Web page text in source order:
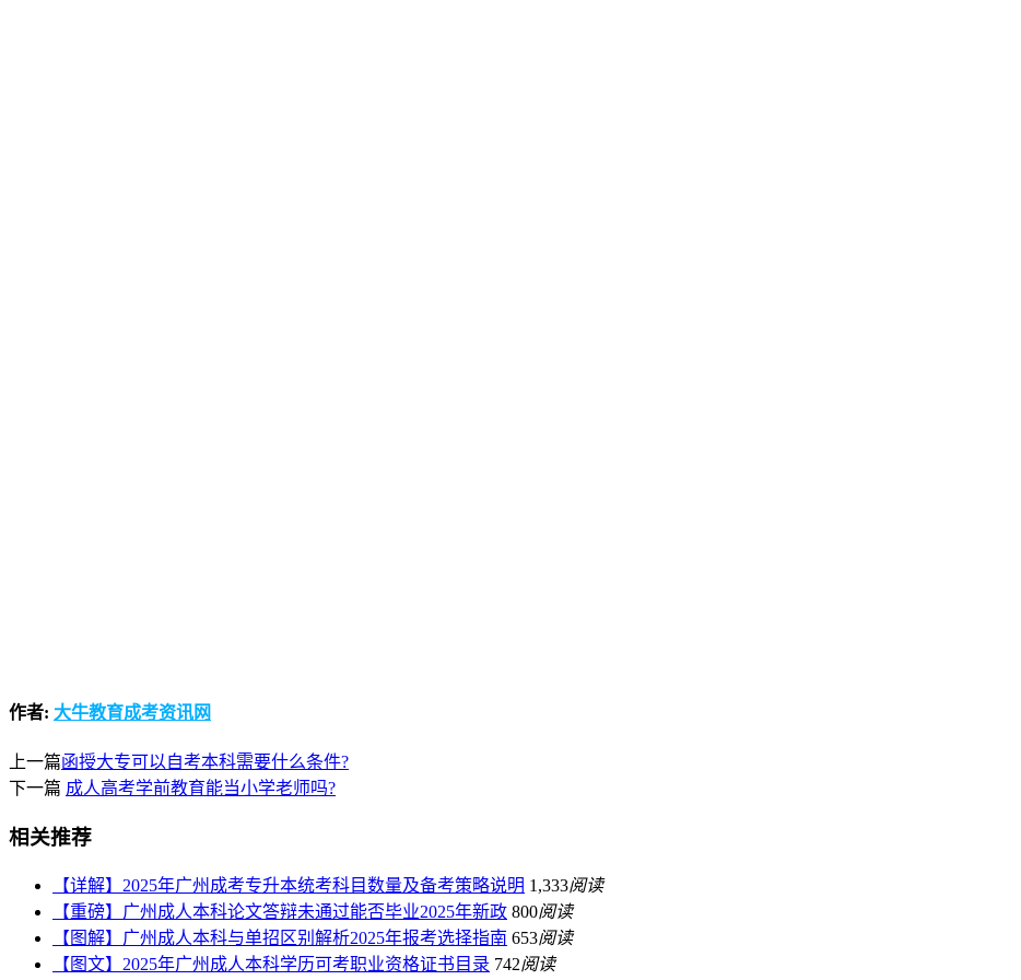
作者: 大牛教育成考资讯网
上一篇函授大专可以自考本科需要什么条件?
下一篇 成人高考学前教育能当小学老师吗?
相关推荐
【详解】2025年广州成考专升本统考科目数量及备考策略说明 1,333阅读
【重磅】广州成人本科论文答辩未通过能否毕业2025年新政 800阅读
【图解】广州成人本科与单招区别解析2025年报考选择指南 653阅读
【图文】2025年广州成人本科学历可考职业资格证书目录 742阅读